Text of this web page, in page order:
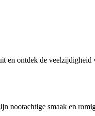
en ontdek de
nootachtige smaak en